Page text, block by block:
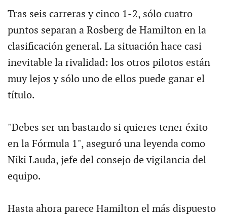
Tras seis carreras y cinco 1-2, sólo cuatro
puntos separan a Rosberg de Hamilton en la
clasificación general. La situación hace casi
inevitable la rivalidad: los otros pilotos están
muy lejos y sólo uno de ellos puede ganar el
título.
"Debes ser un bastardo si quieres tener éxito
en la Fórmula 1", aseguró una leyenda como
Niki Lauda, jefe del consejo de vigilancia del
equipo.
Hasta ahora parece Hamilton el más dispuesto